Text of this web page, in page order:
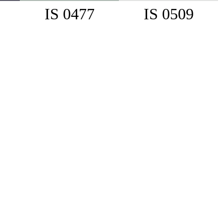
IS 0509
IS 0477